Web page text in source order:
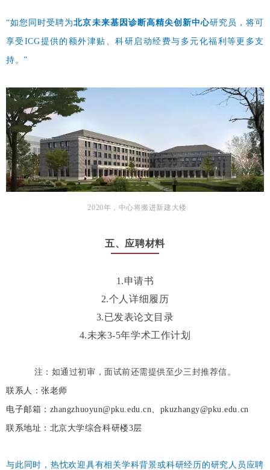
“如您同时受聘为北京未来基因诊断高精尖创新中心研究员，将可
享受ICG提供的额外津贴、科研启动经费与多元化福利等更多支
持。”
2020年，中心将搬进新建大楼
五、应聘材料
1.申请书
2.个人详细履历
3.已发表论文目录
4.未来3-5年学术工作计划
注： 如通过初审，面试前还需提供至少三封推荐信。
联系人：张老师
电子邮箱： zhangzhuoyun@pku.edu.cn、pkuzhangy@pku.edu.cn
联系地址： 北京大学综合科研楼3层
与此同时，热忱欢迎具有相关学科背景或科研经历的研究人员应聘